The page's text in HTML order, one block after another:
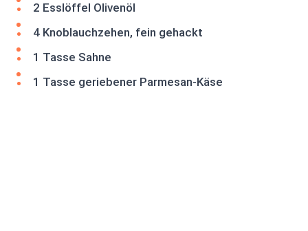
2 Esslöffel Olivenöl
4 Knoblauchzehen, fein gehackt
1 Tasse Sahne
1 Tasse geriebener Parmesan-Käse